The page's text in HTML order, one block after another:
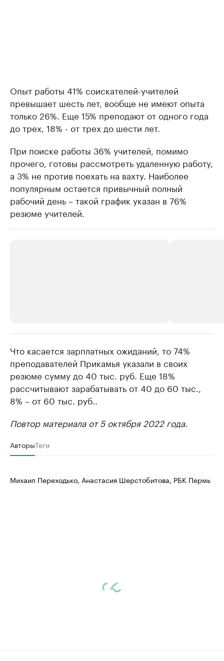
Опыт работы 41% соискателей-учителей
превышает шесть лет, вообще не имеют опыта
только 26%. Еще 15% преподают от одного года
до трех, 18% - от трех до шести лет.
При поиске работы 36% учителей, помимо
прочего, готовы рассмотреть удаленную работу,
а 3% не против поехать на вахту. Наиболее
популярным остается привычный полный
рабочий день – такой график указан в 76%
резюме учителей.
Крупные организации в
нефтегазовой промышленности
Найдите и проверьте данные в каталоге Посмотрите
Что касается зарплатных ожиданий, то 74%
преподавателей Прикамья указали в своих
резюме сумму до 40 тыс. руб. Еще 18%
рассчитывают зарабатывать от 40 до 60 тыс.,
8% – от 60 тыс. руб..
Повтор материала от 5 октября 2022 года.
АвторыТеги
Михаил Переходько, Анастасия Шерстобитова, РБК Пермь